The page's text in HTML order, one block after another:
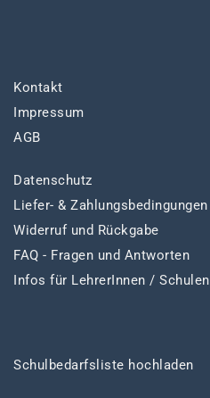
Kontakt
Impressum
AGB
Datenschutz
Liefer- & Zahlungsbedingungen
Widerruf und Rückgabe
FAQ - Fragen und Antworten
Infos für LehrerInnen / Schulen
Schulbedarfsliste hochladen